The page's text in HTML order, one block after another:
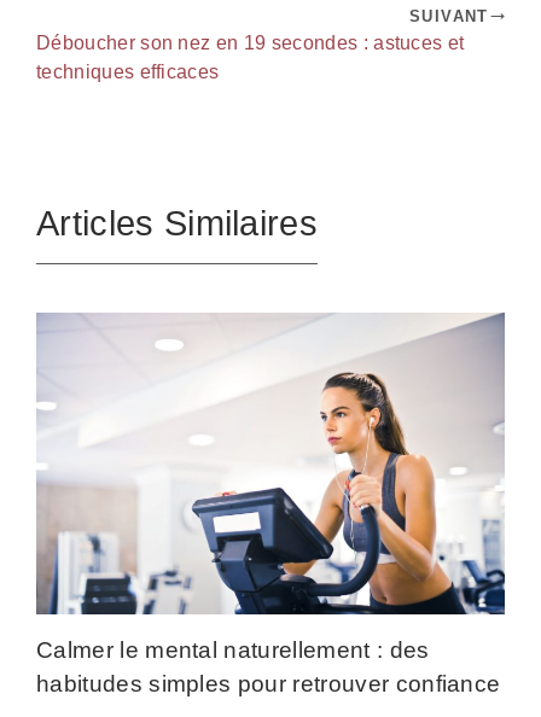
SUIVANT
Déboucher son nez en 19 secondes : astuces et
techniques efficaces
Articles Similaires
Calmer le mental naturellement : des
habitudes simples pour retrouver confiance